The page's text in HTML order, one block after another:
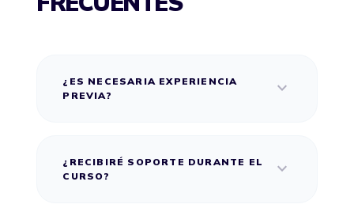
¿ES NECESARIA EXPERIENCIA
PREVIA?
expand_more
¿RECIBIRÉ SOPORTE DURANTE EL
CURSO?
expand_more